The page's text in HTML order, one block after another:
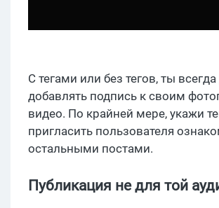
С тегами или без тегов, ты
добавлять подпись к своим
видео. По крайней мере, укажи
пригласить пользователя
остальными постами.
Публикация не для той